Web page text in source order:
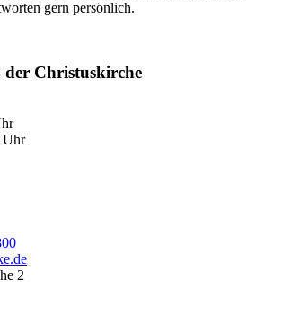
gern persönlich.
Christuskirche
Uhr
2